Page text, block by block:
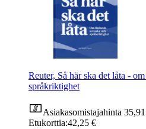
Reuter, Så här ska det låta -
språkriktighet
Asiakasomistajahinta
Etukorttia:42,25 €